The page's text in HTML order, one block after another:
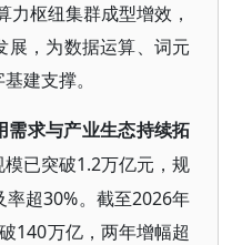
力枢纽集群成型增效，
展，为数据运算、词元
建支撑。
需求与产业生态持续拓
模已突破1.2万亿元，规
超30%。截至2026年
140万亿，两年增幅超